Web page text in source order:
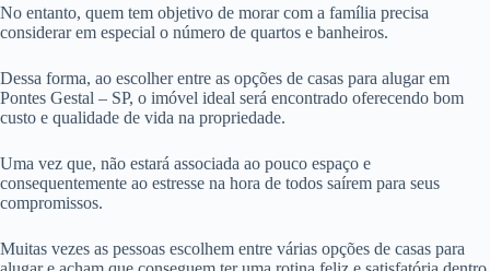
No entanto, quem tem objetivo de morar com a família precisa
considerar em especial o número de quartos e banheiros.
Dessa forma, ao escolher entre as opções de casas para alugar em
Pontes Gestal – SP, o imóvel ideal será encontrado oferecendo bom
custo e qualidade de vida na propriedade.
Uma vez que, não estará associada ao pouco espaço e
consequentemente ao estresse na hora de todos saírem para seus
compromissos.
Muitas vezes as pessoas escolhem entre várias opções de casas para